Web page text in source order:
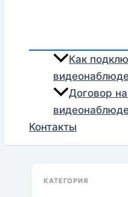
Как
Договор
Контакты
КАТЕГОРИЯ